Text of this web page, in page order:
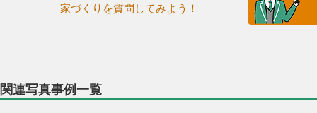
家づくりを質問してみよう！
関連写真事例一覧